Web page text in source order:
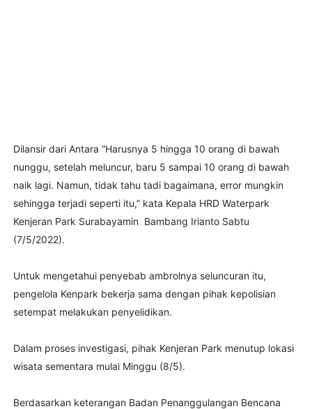
Dilansir dari Antara “Harusnya 5 hingga 10 orang di bawah
nunggu, setelah meluncur, baru 5 sampai 10 orang di bawah
naik lagi. Namun, tidak tahu tadi bagaimana, error mungkin
sehingga terjadi seperti itu,” kata Kepala HRD Waterpark
Kenjeran Park Surabayamin Bambang Irianto Sabtu
(7/5/2022).
Untuk mengetahui penyebab ambrolnya seluncuran itu,
pengelola Kenpark bekerja sama dengan pihak kepolisian
setempat melakukan penyelidikan.
Dalam proses investigasi, pihak Kenjeran Park menutup lokasi
wisata sementara mulai Minggu (8/5).
Berdasarkan keterangan Badan Penanggulangan Bencana